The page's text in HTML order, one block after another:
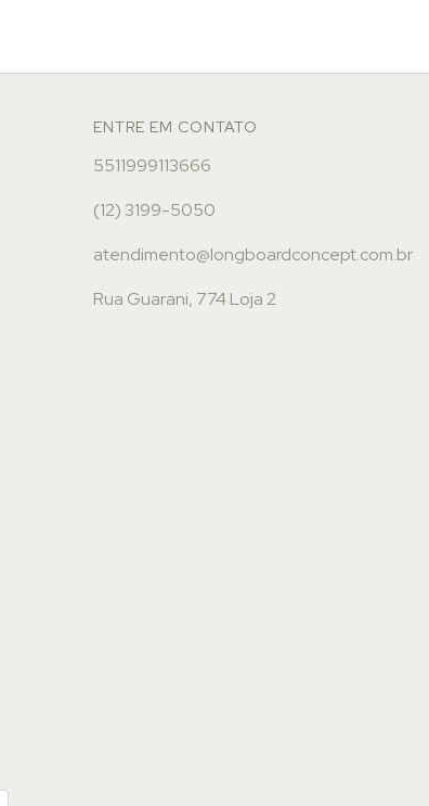
ENTRE EM CONTATO
5511999113666
(12) 3199-5050
atendimento@longboardconcept.com.br
Rua Guarani, 774 Loja 2